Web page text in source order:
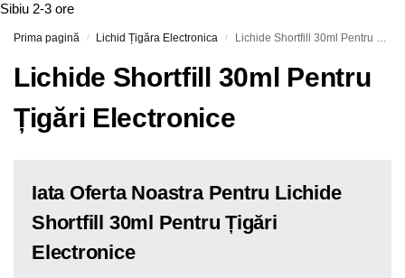
Sibiu 2-3 ore
Prima pagină / Lichid Țigăra Electronica / Lichide Shortfill 30ml Pentru Țigări Electronice
Lichide Shortfill 30ml Pentru
Țigări Electronice
Iata Oferta Noastra Pentru Lichide
Shortfill 30ml Pentru Țigări
Electronice